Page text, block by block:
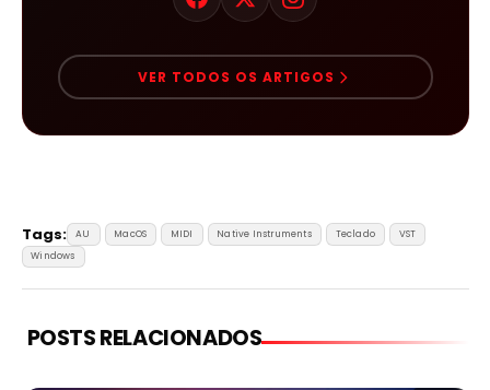
VER TODOS OS ARTIGOS
Tags: AU MacOS MIDI Native Instruments Teclado
VST
Windows
POSTS RELACIONADOS